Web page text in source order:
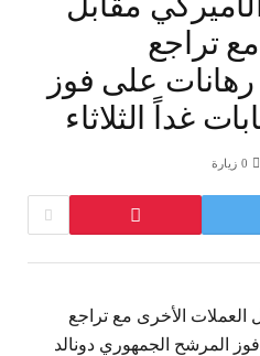
تراجع
على فوز
غداً الثلاثاء
0 زيارة
العملات الأخرى مع تراجع
المرشح الجمهوري دونالد